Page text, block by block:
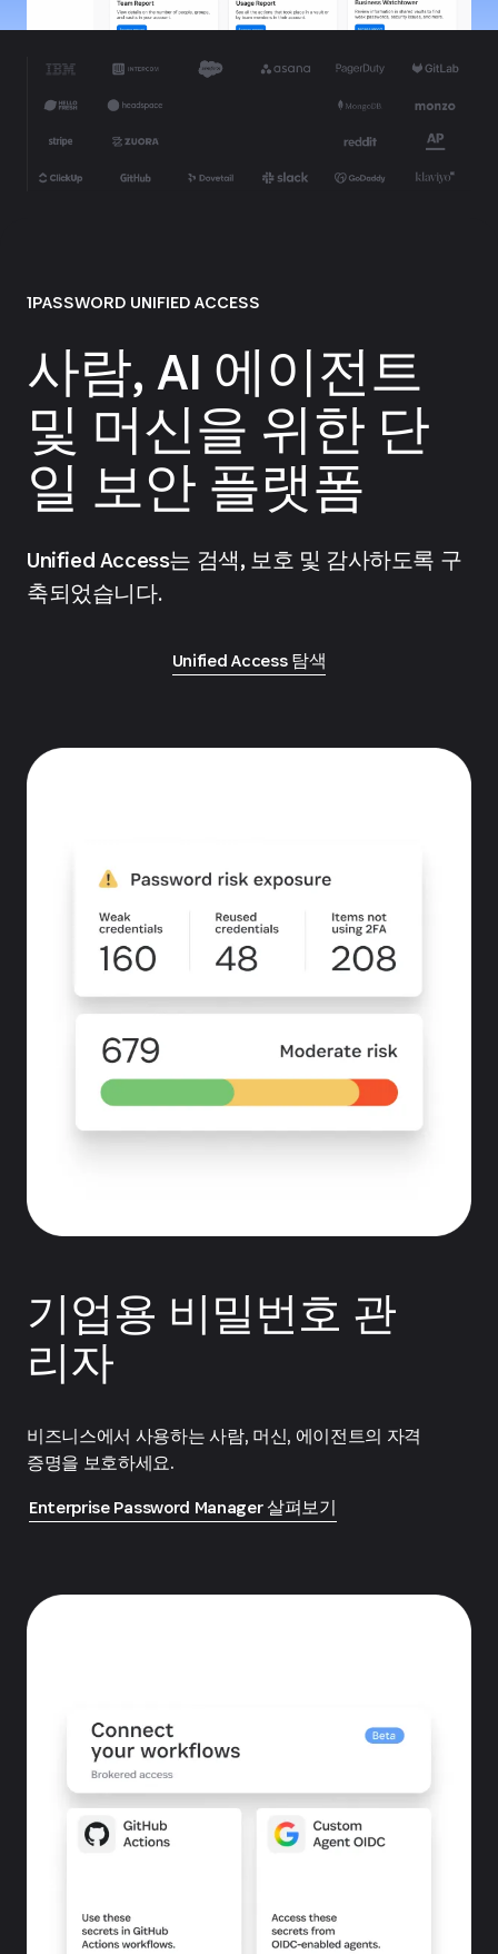
1PASSWORD UNIFIED ACCESS
사람, AI 에이전트
및 머신을 위한 단
일 보안 플랫폼
Unified Access는 검색, 보호 및 감사하도록 구
축되었습니다.
Unified Access 탐색
기업용 비밀번호 관
리자
비즈니스에서 사용하는 사람, 머신, 에이전트의 자격
증명을 보호하세요.
Enterprise Password Manager 살펴보기